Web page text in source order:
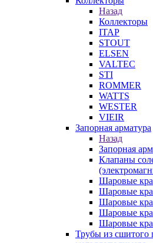
Назад
Коллекторы
ITAP
STOUT
ELSEN
VALTEC
STI
ROMMER
WATTS
WESTER
VIEIR
Запорная арматура
Назад
Запорная
Клапаны
Шаровые
Шаровые
Шаровые
Шаровые
Шаровые
Трубы из сшитого